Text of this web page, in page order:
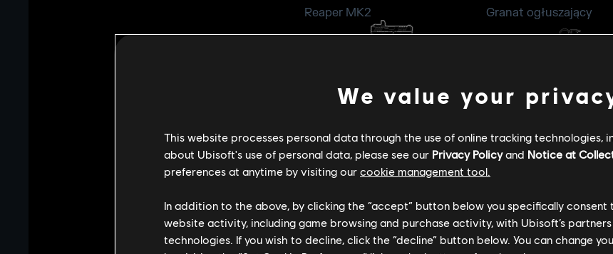
Reaper MK2 Granat ogłuszający
UNIKATOWE ZDOLNOŚCI I STYL GRY
nawet wzmacniane drzwi i włazy. Do jego
otoczenia, dzięki czemu jego użytkownik może
widzenia. Aby użyć swojego gadżetu na
We value your
This website processes personal data through the use of online tracking technologies,
about Ubisoft's use of personal data, please see our Privacy Policyand Notice at
preferences at anytime by visiting our cookie management tool.
In addition to the above, by clicking the “accept” button below you specifically
website activity, including game browsing and purchase activity, with Ubisoft’s
technologies. If you wish to decline, click the “decline” button below. You can change